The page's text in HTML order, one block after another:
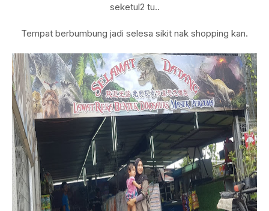
seketul2 tu..
Tempat berbumbung jadi selesa sikit nak shopping kan.